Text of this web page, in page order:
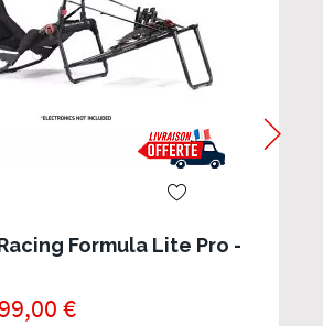
Formula Lite Pro -
€